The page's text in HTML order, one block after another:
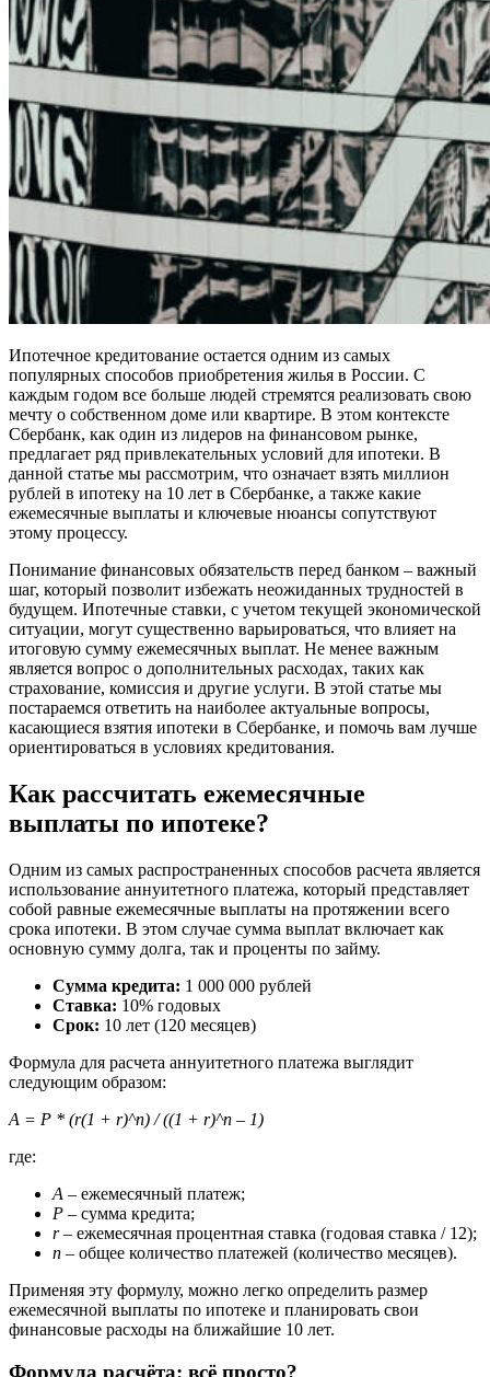
Ипотечное кредитование остается одним из самых
популярных способов приобретения жилья в России. С
каждым годом все больше людей стремятся реализовать свою
мечту о собственном доме или квартире. В этом контексте
Сбербанк, как один из лидеров на финансовом рынке,
предлагает ряд привлекательных условий для ипотеки. В
данной статье мы рассмотрим, что означает взять миллион
рублей в ипотеку на 10 лет в Сбербанке, а также какие
ежемесячные выплаты и ключевые нюансы сопутствуют
этому процессу.
Понимание финансовых обязательств перед банком – важный
шаг, который позволит избежать неожиданных трудностей в
будущем. Ипотечные ставки, с учетом текущей экономической
ситуации, могут существенно варьироваться, что влияет на
итоговую сумму ежемесячных выплат. Не менее важным
является вопрос о дополнительных расходах, таких как
страхование, комиссия и другие услуги. В этой статье мы
постараемся ответить на наиболее актуальные вопросы,
касающиеся взятия ипотеки в Сбербанке, и помочь вам лучше
ориентироваться в условиях кредитования.
Как рассчитать ежемесячные
выплаты по ипотеке?
Одним из самых распространенных способов расчета является
использование аннуитетного платежа, который представляет
собой равные ежемесячные выплаты на протяжении всего
срока ипотеки. В этом случае сумма выплат включает как
основную сумму долга, так и проценты по займу.
Сумма кредита: 1 000 000 рублей
Ставка: 10% годовых
Срок: 10 лет (120 месяцев)
Формула для расчета аннуитетного платежа выглядит
следующим образом:
A = P * (r(1 + r)^n) / ((1 + r)^n – 1)
где:
A – ежемесячный платеж;
P – сумма кредита;
r– ежемесячная процентная ставка (годовая ставка / 12);
n – общее количество платежей (количество месяцев).
Применяя эту формулу, можно легко определить размер
ежемесячной выплаты по ипотеке и планировать свои
финансовые расходы на ближайшие 10 лет.
Формула расчёта: всё просто?